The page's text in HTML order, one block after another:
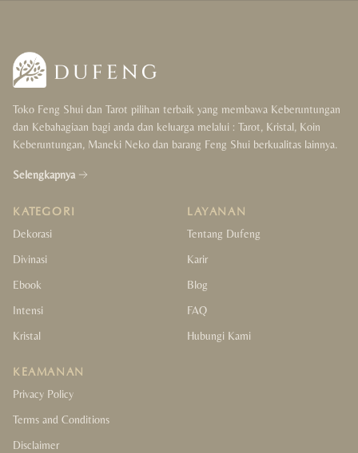
Wealth & Luck
Protection & Support
Health & Cleansing
For Her
Decor Collection
Toko Feng Shui dan Tarot pilihan terbaik yang membawa Keberuntungan
dan Kebahagiaan bagi anda dan keluarga melalui : Tarot, Kristal, Koin
Keberuntungan, Maneki Neko dan barang Feng Shui berkualitas lainnya.
Selengkapnya
KATEGORI
Dekorasi
Divinasi
Ebook
Intensi
Kristal
LAYANAN
Tentang Dufeng
Karir
Blog
FAQ
Hubungi Kami
KEAMANAN
Privacy Policy
Terms and Conditions
Disclaimer